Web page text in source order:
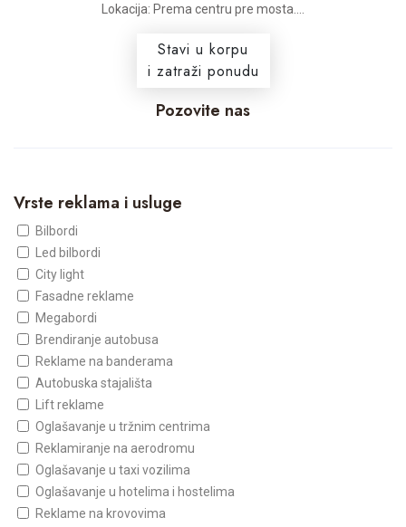
Lokacija: Prema centru pre mosta....
Stavi u korpu
i zatraži ponudu
Pozovite nas
Vrste reklama i usluge
Bilbordi
Led bilbordi
City light
Fasadne reklame
Megabordi
Brendiranje autobusa
Reklame na banderama
Autobuska stajališta
Lift reklame
Oglašavanje u tržnim centrima
Reklamiranje na aerodromu
Oglašavanje u taxi vozilima
Oglašavanje u hotelima i hostelima
Reklame na krovovima